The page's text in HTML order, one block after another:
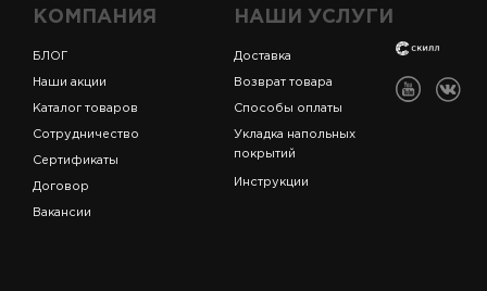
КОМПАНИЯ
БЛОГ
Наши акции
Каталог товаров
Сотрудничество
Сертификаты
Договор
Вакансии
НАШИ УСЛУГИ
Доставка
Возврат товара
Способы оплаты
Укладка напольных
покрытий
Инструкции